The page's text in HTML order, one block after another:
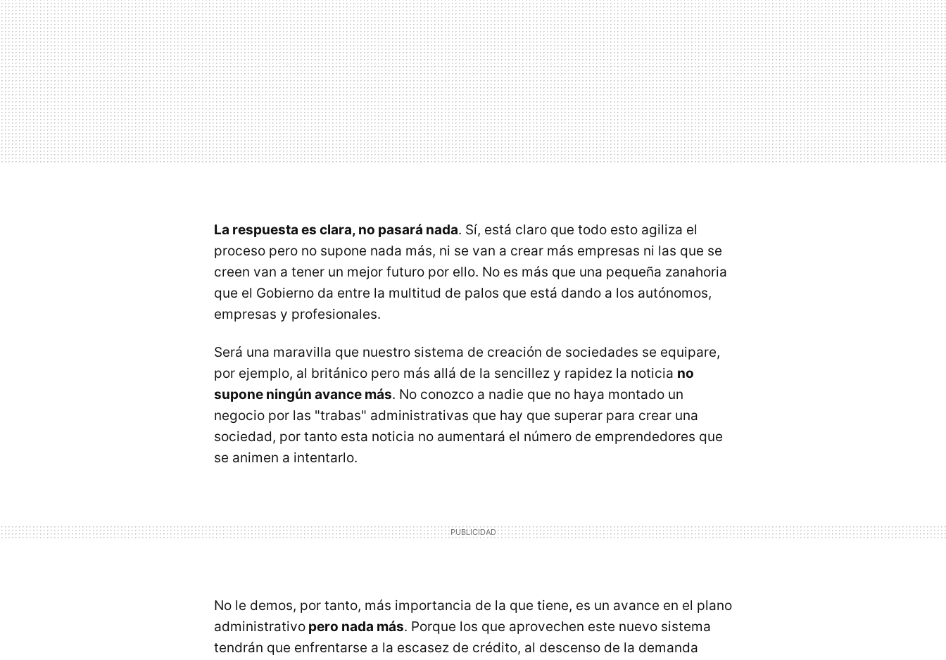
La respuesta es clara, no pasará nada. Sí, está claro que todo esto agiliza el
proceso pero no supone nada más, ni se van a crear más empresas ni las que se
creen van a tener un mejor futuro por ello. No es más que una pequeña zanahoria
que el Gobierno da entre la multitud de palos que está dando a los autónomos,
empresas y profesionales.
Será una maravilla que nuestro sistema de creación de sociedades se equipare,
por ejemplo, al británico pero más allá de la sencillez y rapidez la noticia no
supone ningún avance más. No conozco a nadie que no haya montado un
negocio por las "trabas" administrativas que hay que superar para crear una
sociedad, por tanto esta noticia no aumentará el número de emprendedores que
se animen a intentarlo.
No le demos, por tanto, más importancia de la que tiene, es un avance en el plano
administrativo pero nada más. Porque los que aprovechen este nuevo sistema
tendrán que enfrentarse a la escasez de crédito, al descenso de la demanda